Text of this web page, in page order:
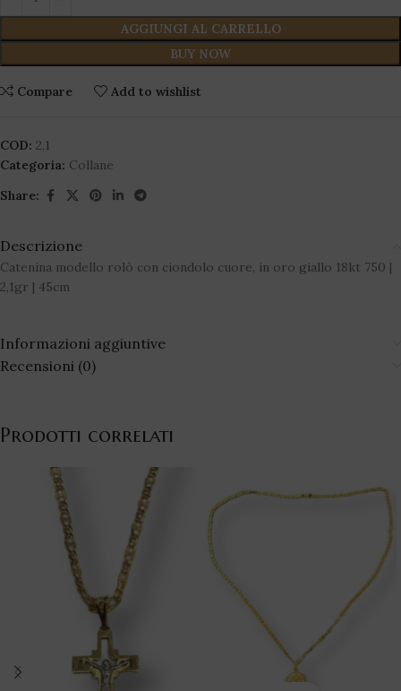
AGGIUNGI AL CARRELLO
BUY NOW
Compare Add to wishlist
COD: 2,1
Categoria: Collane
Share:
Descrizione
Catenina modello rolò con ciondolo cuore, in oro giallo 18kt 750 |
2,1gr | 45cm
Informazioni aggiuntive
Recensioni (0)
Prodotti correlati